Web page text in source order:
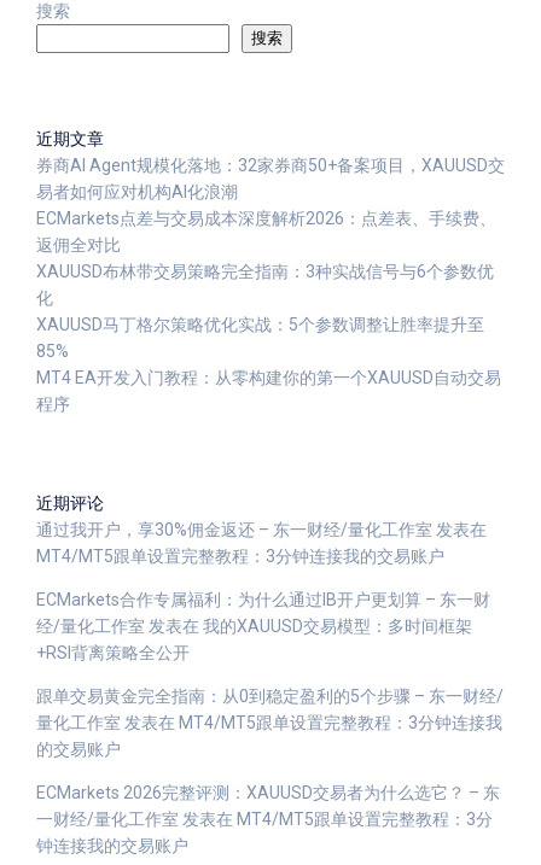
搜索
搜索
近期文章
券商AI Agent规模化落地：32家券商50+备案项目，XAUUSD交
易者如何应对机构AI化浪潮
ECMarkets点差与交易成本深度解析2026：点差表、手续费、
返佣全对比
XAUUSD布林带交易策略完全指南：3种实战信号与6个参数优
化
XAUUSD马丁格尔策略优化实战：5个参数调整让胜率提升至
85%
MT4 EA开发入门教程：从零构建你的第一个XAUUSD自动交易
程序
近期评论
通过我开户，享30%佣金返还 – 东一财经/量化工作室 发表在
MT4/MT5跟单设置完整教程：3分钟连接我的交易账户
ECMarkets合作专属福利：为什么通过IB开户更划算 – 东一财
经/量化工作室 发表在 我的XAUUSD交易模型：多时间框架
+RSI背离策略全公开
跟单交易黄金完全指南：从0到稳定盈利的5个步骤 – 东一财经/
量化工作室 发表在 MT4/MT5跟单设置完整教程：3分钟连接我
的交易账户
ECMarkets 2026完整评测：XAUUSD交易者为什么选它？ – 东
一财经/量化工作室 发表在 MT4/MT5跟单设置完整教程：3分
钟连接我的交易账户